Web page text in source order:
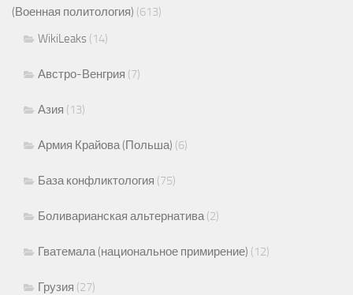
(Военная политология) (613)
WikiLeaks (14)
Австро-Венгрия (7)
Азия (13)
Армия Крайова (Польша) (6)
База конфликтология (75)
Боливарианская альтернатива(2)
Гватемала (национальное примирение) (12)
Грузия (27)